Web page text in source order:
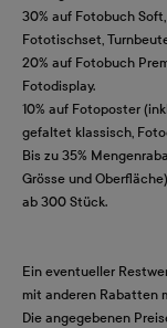
30% auf Fotobuch
Fototischset,
20% auf Fotobuch
Fotodisplay.
10% auf Fotoposter
gefaltet klassisch,
Bis zu 35%
Grösse und
ab 300 Stück.
Ein eventueller
mit anderen Rabatten
Die angegebenen